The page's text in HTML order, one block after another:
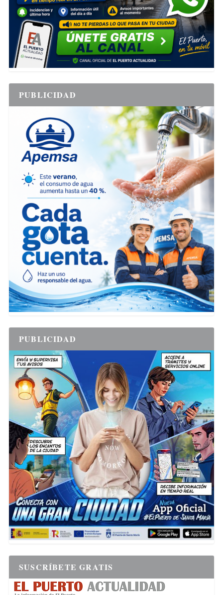
PUBLICIDAD
PUBLICIDAD
SUSCRÍBETE GRATIS